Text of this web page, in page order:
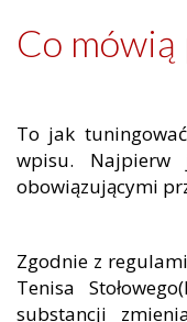
Co
To jak
wpisu. Najpierw
obowiązującymi
Zgodnie z
Tenisa
substancji